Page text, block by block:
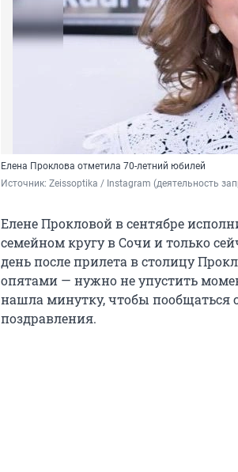
Елена Проклова отметила 70-летний юбилей
Источник: Zeissoptika / Instagram (деятельность
Елене Прокловой в сентябре
семейном кругу в Сочи и только
день после прилета в столицу
опятами — нужно не упустить
нашла минутку, чтобы пообщаться
поздравления.